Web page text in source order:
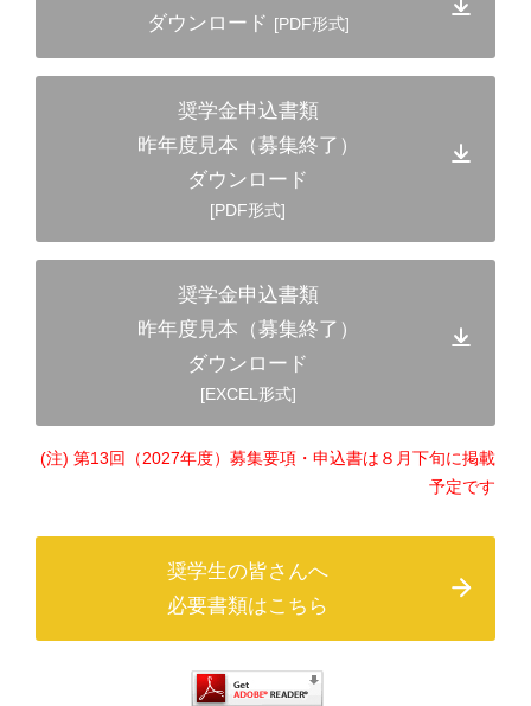
ダウンロード [PDF形式]
奨学金申込書類
昨年度見本（募集終了）
ダウンロード
[PDF形式]
奨学金申込書類
昨年度見本（募集終了）
ダウンロード
[EXCEL形式]
(注) 第13回（2027年度）募集要項・申込書は８月下旬に掲載
予定です
奨学生の皆さんへ
必要書類はこちら